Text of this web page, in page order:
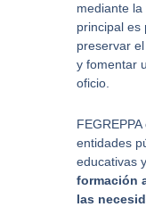
mediante
principal es
preservar
y fomentar
oficio.
entidades
educativas
formación
las